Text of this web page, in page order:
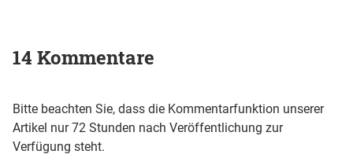
14 Kommentare
Bitte beachten Sie, dass die Kommentarfunktion unserer
Artikel nur 72 Stunden nach Veröffentlichung zur
Verfügung steht.